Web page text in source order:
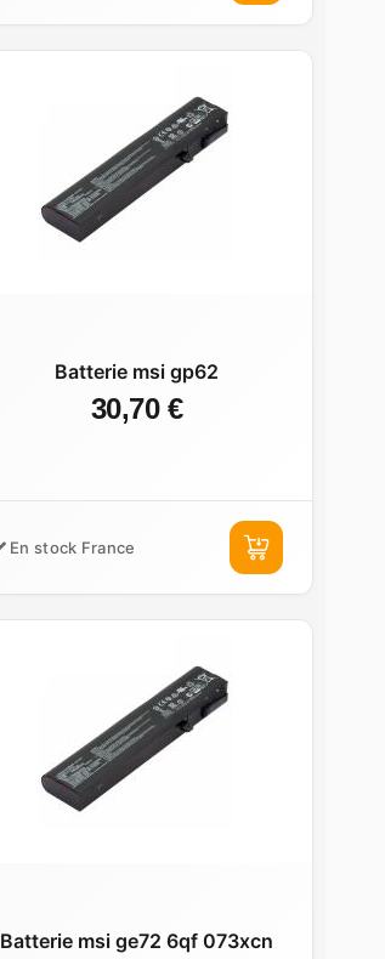
Batterie msi gp62
30,70 €
En stock France
Batterie msi ge72 6qf 073xcn